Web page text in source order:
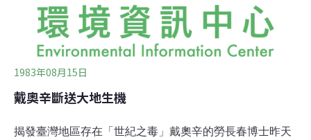
纜貨櫃場，押運到灣裡指定的處理地點，即使如此，最密
1983年08月15日
戴奧辛斷送大地生機
揭發臺灣地區存在「世紀之毒」戴奧辛的勞長春博士昨天